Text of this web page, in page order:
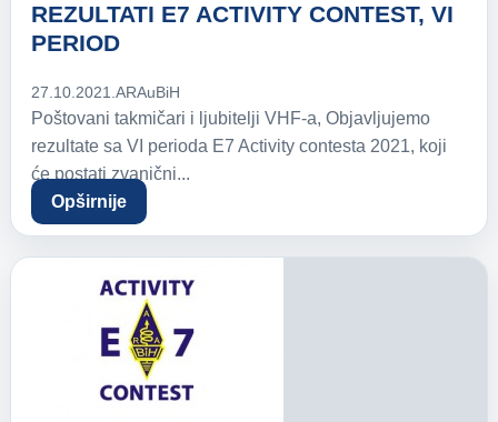
REZULTATI E7 ACTIVITY CONTEST, VI
PERIOD
27.10.2021.ARAuBiH
Poštovani takmičari i ljubitelji VHF-a, Objavljujemo
rezultate sa VI perioda E7 Activity contesta 2021, koji
će postati zvanični...
Opširnije